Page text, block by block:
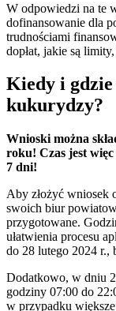
W odpowiedzi na te
dofinansowanie dla
trudnościami
dopłat, jakie są
Kiedy i gdzie
kukurydzy?
Wnioski można
roku! Czas jest
7 dni!
Aby złożyć wniosek
swoich biur
przygotowane.
ułatwienia procesu
do 28 lutego 2024 r.,
Dodatkowo, w dniu
godziny 07:00 do
w przypadku